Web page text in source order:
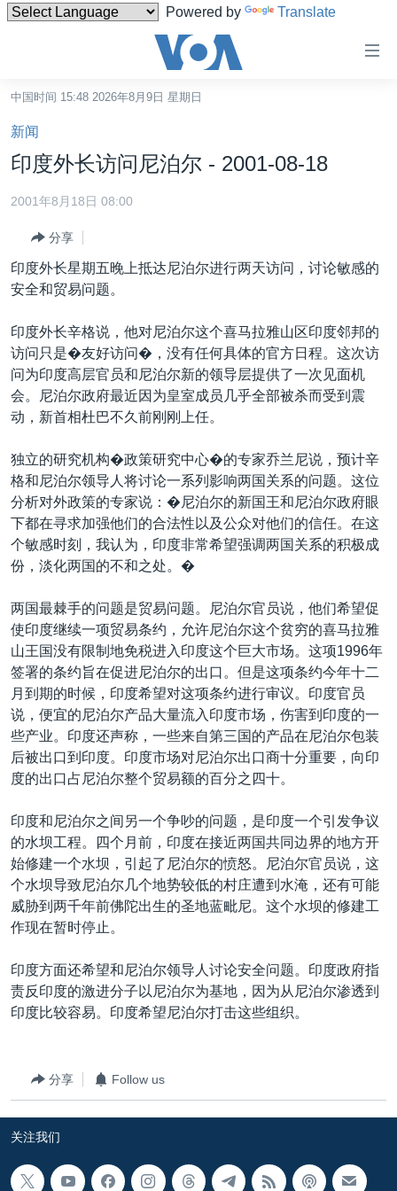
Powered by Translate
碍
链
接
跳
转
容
跳
到
导
航
转
检
港澳
国际
印太
中东
欧洲
美洲
全球议题
经济·金融·贸易
人权·法律·宗教
科教·文娱·体健
劳工
环境
美中关系
热点专题
白宫要闻
美中关系
美国建国250周年
埃博拉疫情
美国之音专访
台海两岸关系
南中国海争端
关注西藏
关注新疆
GEN Z 看美国
VOA视频
中文广播
关注我们
其他语言网站
中国时间 15:48 2026年8月9日 星期日
新闻
印度外长访问尼泊尔 - 2001-08-18
2001年8月18日 08:00
分享
印度外长星期五晚上抵达尼泊尔进行两天访问，讨论敏感的
安全和贸易问题。
印度外长辛格说，他对尼泊尔这个喜马拉雅山区印度邻邦的
访问只是�友好访问�，没有任何具体的官方日程。这次访
问为印度高层官员和尼泊尔新的领导层提供了一次见面机
会。尼泊尔政府最近因为皇室成员几乎全部被杀而受到震
动，新首相杜巴不久前刚刚上任。
独立的研究机构�政策研究中心�的专家乔兰尼说，预计辛
格和尼泊尔领导人将讨论一系列影响两国关系的问题。这位
分析对外政策的专家说：�尼泊尔的新国王和尼泊尔政府眼
下都在寻求加强他们的合法性以及公众对他们的信任。在这
个敏感时刻，我认为，印度非常希望强调两国关系的积极成
份，淡化两国的不和之处。�
两国最棘手的问题是贸易问题。尼泊尔官员说，他们希望促
使印度继续一项贸易条约，允许尼泊尔这个贫穷的喜马拉雅
山王国没有限制地免税进入印度这个巨大市场。这项1996年
签署的条约旨在促进尼泊尔的出口。但是这项条约今年十二
月到期的时候，印度希望对这项条约进行审议。印度官员
说，便宜的尼泊尔产品大量流入印度市场，伤害到印度的一
些产业。印度还声称，一些来自第三国的产品在尼泊尔包装
后被出口到印度。印度市场对尼泊尔出口商十分重要，向印
度的出口占尼泊尔整个贸易额的百分之四十。
印度和尼泊尔之间另一个争吵的问题，是印度一个引发争议
的水坝工程。四个月前，印度在接近两国共同边界的地方开
始修建一个水坝，引起了尼泊尔的愤怒。尼泊尔官员说，这
个水坝导致尼泊尔几个地势较低的村庄遭到水淹，还有可能
威胁到两千年前佛陀出生的圣地蓝毗尼。这个水坝的修建工
作现在暂时停止。
印度方面还希望和尼泊尔领导人讨论安全问题。印度政府指
责反印度的激进分子以尼泊尔为基地，因为从尼泊尔渗透到
印度比较容易。印度希望尼泊尔打击这些组织。
分享 Follow us
关注我们